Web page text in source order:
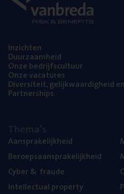
Inzich­ten
Duur­zaam­heid
Onze bedrijfs­cul­tuur
Onze vaca­tu­res
Diver­si­teit, gelijk­waar­dig­heid
Part­ner­ships
Aan­spra­ke­lijk­heid
Beroeps­aan­spra­ke­lijk­heid
Cyber& fraude
Intel­lec­tu­al property